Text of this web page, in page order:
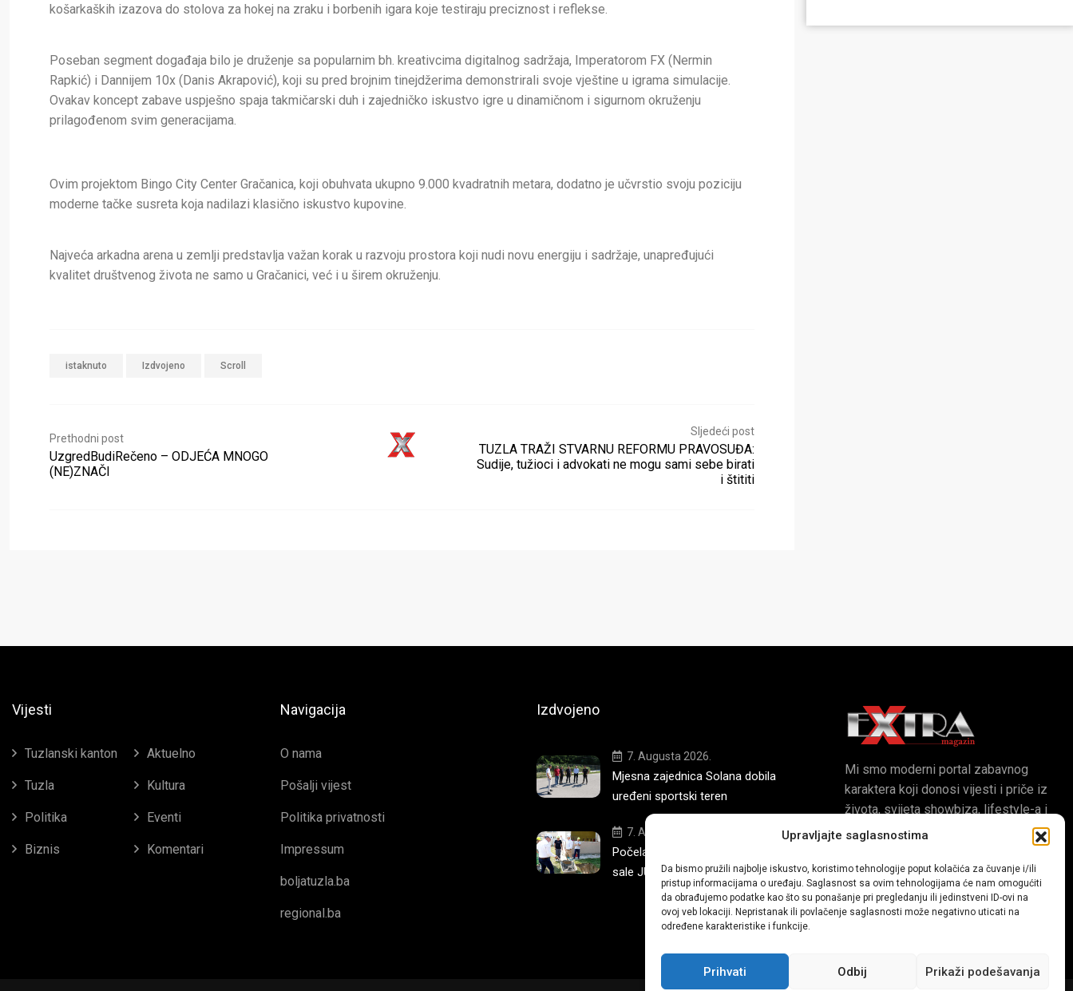
Upravljajte saglasnostima
Da bismo pružili najbolje iskustvo, koristimo tehnologije poput kolačića za čuvanje i/ili
pristup informacijama o uređaju. Saglasnost sa ovim tehnologijama će nam omogućiti
da obrađujemo podatke kao što su ponašanje pri pregledanju ili jedinstveni ID-ovi na
ovoj veb lokaciji. Nepristanak ili povlačenje saglasnosti može negativno uticati na
određene karakteristike i funkcije.
Prihvati Odbij Prikaži podešavanja
košarkaških izazova do stolova za hokej na zraku i borbenih igara koje testiraju preciznost i reflekse.
Poseban segment događaja bilo je druženje sa popularnim bh. kreativcima digitalnog sadržaja, Imperatorom FX (Nermin
Rapkić) i Dannijem 10x (Danis Akrapović), koji su pred brojnim tinejdžerima demonstrirali svoje vještine u igrama simulacije.
Ovakav koncept zabave uspješno spaja takmičarski duh i zajedničko iskustvo igre u dinamičnom i sigurnom okruženju
prilagođenom svim generacijama.
Ovim projektom Bingo City Center Gračanica, koji obuhvata ukupno 9.000 kvadratnih metara, dodatno je učvrstio svoju poziciju
moderne tačke susreta koja nadilazi klasično iskustvo kupovine.
Najveća arkadna arena u zemlji predstavlja važan korak u razvoju prostora koji nudi novu energiju i sadržaje, unapređujući
kvalitet društvenog života ne samo u Gračanici, već i u širem okruženju.
istaknuto Izdvojeno Scroll
Prethodni post
UzgredBudiRečeno – ODJEĆA MNOGO
(NE)ZNAČI
Sljedeći post
TUZLA TRAŽI STVARNU REFORMU PRAVOSUĐA:
Sudije, tužioci i advokati ne mogu sami sebe birati
i štititi
Vijesti
Tuzlanski kanton Aktuelno
Tuzla Kultura
Politika Eventi
Biznis Komentari
Navigacija
O nama
Pošalji vijest
Politika privatnosti
Impressum
boljatuzla.ba
regional.ba
Izdvojeno
7. Augusta 2026.
Mjesna zajednica Solana dobila
uređeni sportski teren
7. Augusta 2026.
Počela izgradnja nove fiskulturne
sale JU OŠ
Mi smo moderni portal zabavnog
karaktera koji donosi vijesti i priče iz
života, svijeta showbiza, lifestyle-a i
popularne kulture.